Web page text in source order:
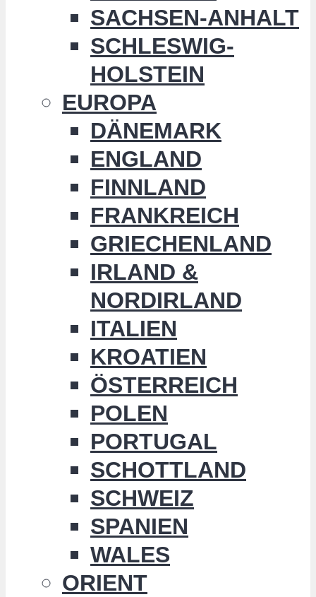
SACHSEN-ANHALT
SCHLESWIG-
HOLSTEIN
EUROPA
DÄNEMARK
ENGLAND
FINNLAND
FRANKREICH
GRIECHENLAND
IRLAND &
NORDIRLAND
ITALIEN
KROATIEN
ÖSTERREICH
POLEN
PORTUGAL
SCHOTTLAND
SCHWEIZ
SPANIEN
WALES
ORIENT